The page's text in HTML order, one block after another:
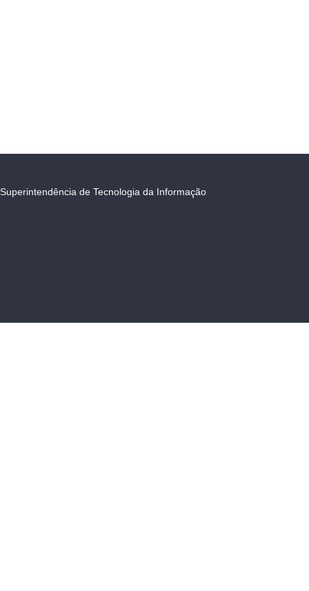
Superintendência de Tecnologia da Informação